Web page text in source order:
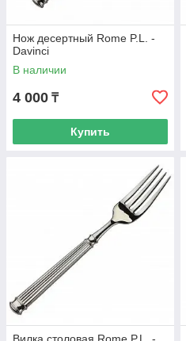
Нож десертный Rome P.L. -
Davinci
В наличии
4 000 ₸
Купить